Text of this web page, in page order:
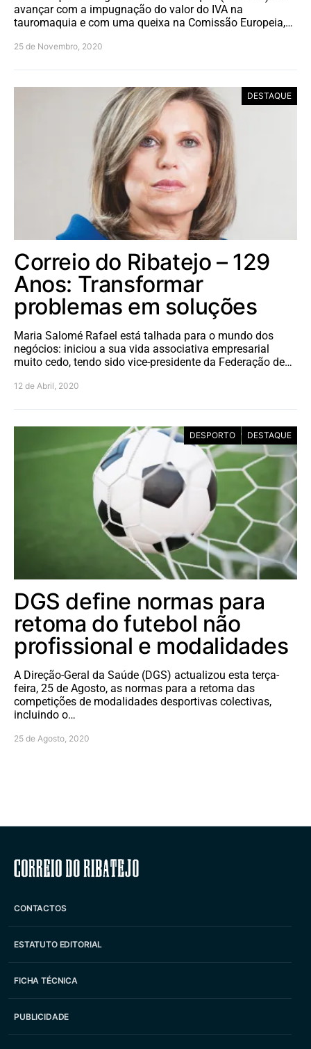
avançar com a impugnação do valor do IVA na
tauromaquia e com uma queixa na Comissão Europeia,…
25 de Novembro, 2020
DESTAQUE
Correio do Ribatejo – 129
Anos: Transformar
problemas em soluções
Maria Salomé Rafael está talhada para o mundo dos
negócios: iniciou a sua vida associativa empresarial
muito cedo, tendo sido vice-presidente da Federação de…
12 de Abril, 2020
DESPORTO DESTAQUE
DGS define normas para
retoma do futebol não
profissional e modalidades
A Direção-Geral da Saúde (DGS) actualizou esta terça-
feira, 25 de Agosto, as normas para a retoma das
competições de modalidades desportivas colectivas,
incluindo o…
25 de Agosto, 2020
Correio do Ribatejo
CONTACTOS
ESTATUTO EDITORIAL
FICHA TÉCNICA
PUBLICIDADE